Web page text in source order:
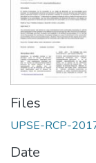
Files
UPSE-RCP-
Date